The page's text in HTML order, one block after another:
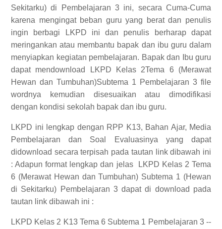
Sekitarku) di Pembelajaran 3 ini, secara Cuma-Cuma
karena mengingat beban guru yang berat dan penulis
ingin berbagi LKPD ini dan penulis berharap dapat
meringankan atau membantu bapak dan ibu guru dalam
menyiapkan kegiatan pembelajaran. Bapak dan Ibu guru
dapat mendownload LKPD Kelas 2Tema 6 (Merawat
Hewan dan Tumbuhan)Subtema 1 Pembelajaran 3 file
wordnya kemudian disesuaikan atau dimodifikasi
dengan kondisi sekolah bapak dan ibu guru.
LKPD ini lengkap dengan RPP K13, Bahan Ajar, Media
Pembelajaran dan Soal Evaluasinya yang dapat
didownload secara terpisah pada tautan link dibawah ini
:Adapun format lengkap dan jelas
LKPD Kelas 2 Tema
6 (Merawat Hewan dan Tumbuhan) Subtema 1 (Hewan
di Sekitarku) Pembelajaran 3dapat di download pada
tautan link dibawah ini :
LKPD Kelas 2 K13 Tema 6 Subtema 1 Pembelajaran 3 --